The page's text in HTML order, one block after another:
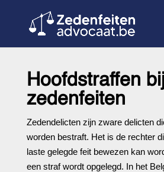
Hoofdstraffen
zedenfeiten
Zedendelicten zijn zware delicten
worden bestraft. Het is de rechter
laste gelegde feit bewezen kan
een straf wordt opgelegd. In het